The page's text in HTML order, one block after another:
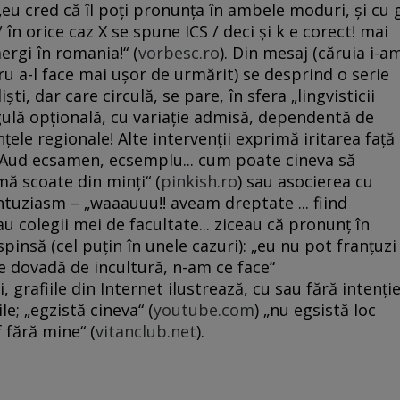
cred că îl poţi pronunţa în ambele moduri, şi cu
orice caz X se spune ICS / deci şi k e corect! mai
în romania!“ (vorbesc.ro). Din mesaj (căruia i-
a-l face mai uşor de urmărit) se desprind o serie
dar care circulă, se pare, în sfera „lingvisticii
opţională, cu variaţie admisă, dependentă de
regionale! Alte intervenţii exprimă iritarea faţă
ecsamen, ecsemplu... cum poate cineva să
scoate din minţi“ (pinkish.ro) sau asocierea cu
– „waaauuu!! aveam dreptate ... fiind
colegii mei de facultate... ziceau că pronunţ în
(cel puţin în unele cazuri): „eu nu pot franţuzi
de incultură, n-am ce face“
grafiile din Internet ilustrează, cu sau fără intenţie
„egzistă cineva“ (youtube.com) „nu egsistă loc
mine“ (vitanclub.net).